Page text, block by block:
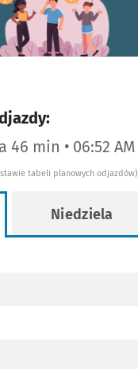
się w nowej karcie
46 min • 06:52 AM
tabeli planowych odjazdów)
Niedziela